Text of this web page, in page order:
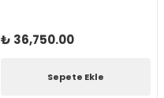
₺ 36,750.00
Sepete Ekle